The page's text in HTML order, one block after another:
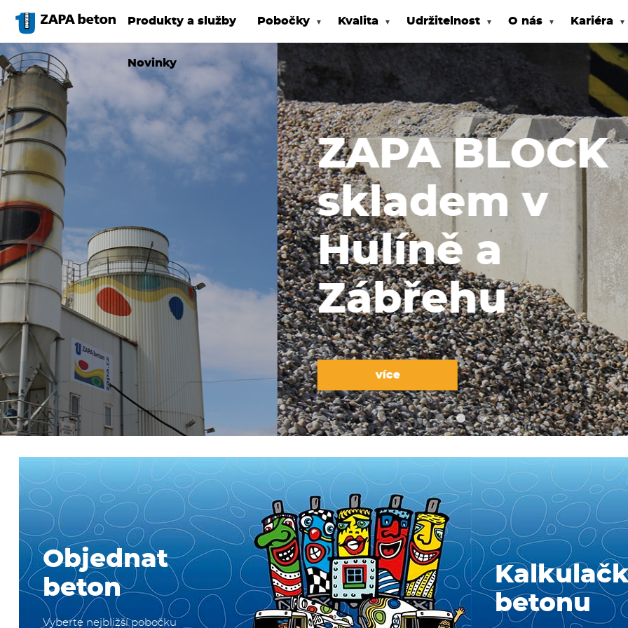
hlavnímu
obsahu
Produkty a služby Pobočky Kvalita Udržitelnost O nás Kariéra
Novinky
ZAPA BLOCK
skladem v
Hulíně a
Zábřehu
více
Objednat
beton
Vyberte nejbližší pobočku
betonu